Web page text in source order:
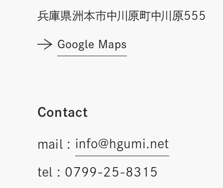
兵庫県洲本市中川原町中川原555
Google Maps
Contact
mail : info@hgumi.net
tel : 0799-25-8315